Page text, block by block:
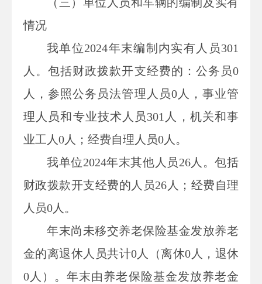
情况
我单位2024年末编制内实有人员301
人。包括财政拨款开支经费的：公务员0
人，参照公务员法管理人员0人，事业管
理人员和专业技术人员301人，机关和事
业工人0人；经费自理人员0人。
我单位2024年末其他人员26人。包括
财政拨款开支经费的人员26人；经费自理
人员0人。
年末尚未移交养老保险基金发放养老
金的离退休人员共计0人（离休0人，退休
0人）。年末由养老保险基金发放养老金